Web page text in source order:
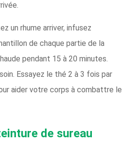
un rhume arriver, infusez
de chaque partie de la
pendant 15 à 20 minutes.
Essayez le thé 2 à 3 fois par
aider votre corps à combattre le
de sureau